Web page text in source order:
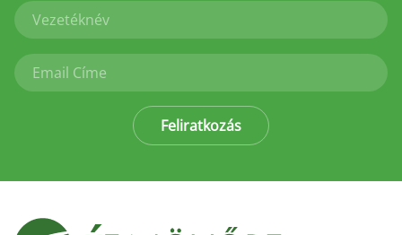
Feliratkozás